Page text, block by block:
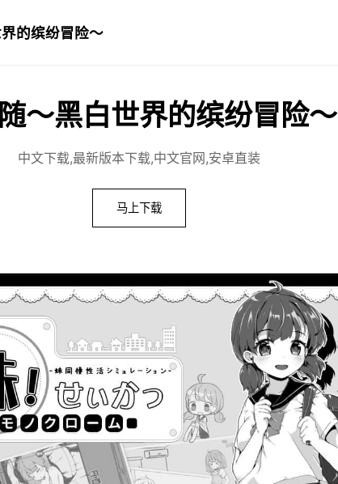
的缤纷冒险～
～黑白世界的缤纷冒险～
中文下载,最新版本下载,中文官网,安卓直装
马上下载